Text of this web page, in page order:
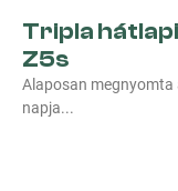
Tripla
Z5s
Alaposan megnyomta
napja